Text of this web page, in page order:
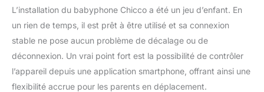
L’installation du babyphone Chicco a été un jeu d’enfant. En
un rien de temps, il est prêt à être utilisé et sa connexion
stable ne pose aucun problème de décalage ou de
déconnexion. Un vrai point fort est la possibilité de contrôler
l’appareil depuis une application smartphone, offrant ainsi une
flexibilité accrue pour les parents en déplacement.